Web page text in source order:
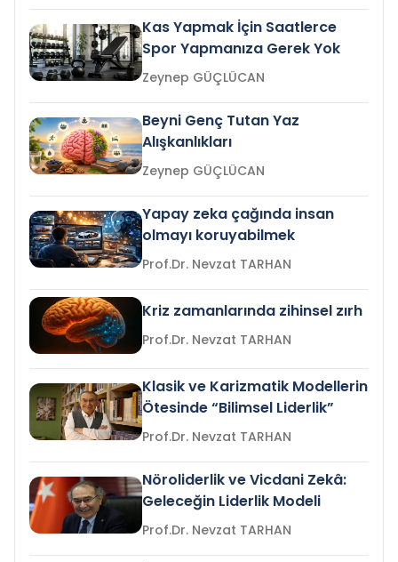
Kas Yapmak İçin Saatlerce
Spor Yapmanıza Gerek Yok
Zeynep GÜÇLÜCAN
Beyni Genç Tutan Yaz
Alışkanlıkları
Zeynep GÜÇLÜCAN
Yapay zeka çağında insan
olmayı koruyabilmek
Prof.Dr. Nevzat TARHAN
Kriz zamanlarında zihinsel zırh
Prof.Dr. Nevzat TARHAN
Klasik ve Karizmatik Modellerin
Ötesinde “Bilimsel Liderlik”
Prof.Dr. Nevzat TARHAN
Nöroliderlik ve Vicdani Zekâ:
Geleceğin Liderlik Modeli
Prof.Dr. Nevzat TARHAN